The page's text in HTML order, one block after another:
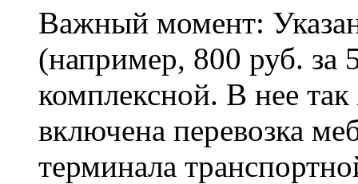
Важный момент:
(например, 800 руб. за
комплексной. В нее
включена перевозка
терминала